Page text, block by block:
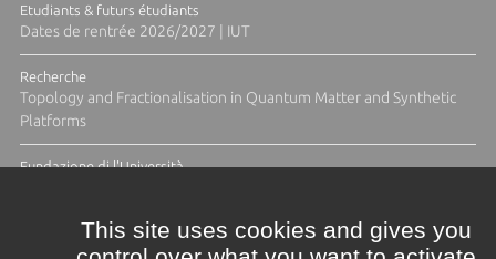
Etudiants & futurs étudiants
Dates de rentrée 2026/2027 | IUT
Recherche
Topology and Fractionalisation in Quantum Matter and Synthetic
Platforms
Fundazione di l'Università
This site uses cookies and gives you